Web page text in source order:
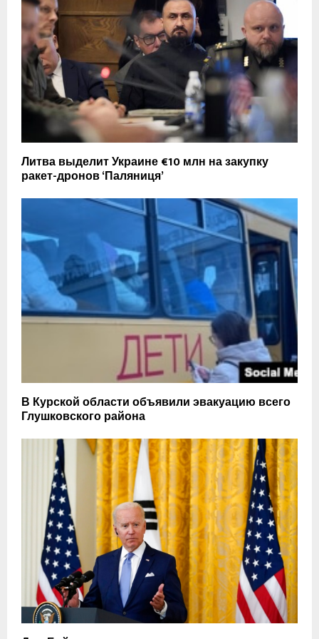
Литва выделит Украине €10 млн на закупку
ракет-дронов ‘Паляниця’
В Курской области объявили эвакуацию всего
Глушковского района